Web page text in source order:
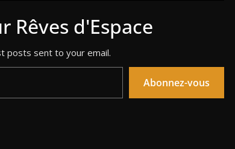
Rêves d'Espace
posts sent to your email.
Abonnez-vous